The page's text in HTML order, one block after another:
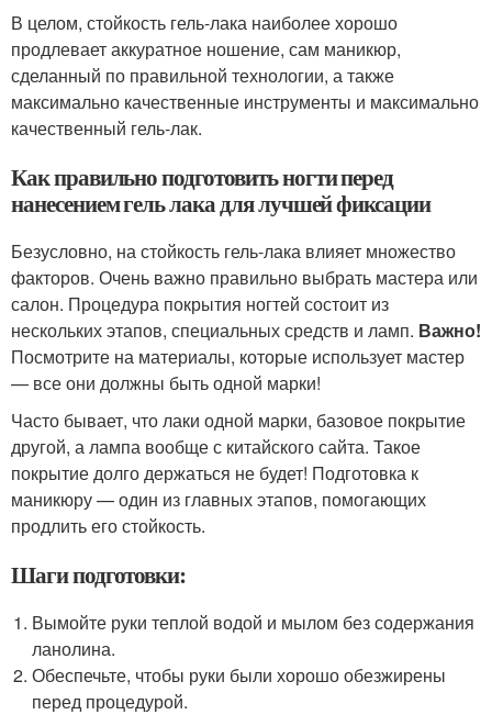
В целом, стойкость гель-лака наиболее хорошо
продлевает аккуратное ношение, сам маникюр,
сделанный по правильной технологии, а также
максимально качественные инструменты и максимально
качественный гель-лак.
Как правильно подготовить ногти перед
нанесением гель лака для лучшей фиксации
Безусловно, на стойкость гель-лака влияет множество
факторов. Очень важно правильно выбрать мастера или
салон. Процедура покрытия ногтей состоит из
нескольких этапов, специальных средств и ламп. Важно!
Посмотрите на материалы, которые использует мастер
— все они должны быть одной марки!
Часто бывает, что лаки одной марки, базовое покрытие
другой, а лампа вообще с китайского сайта. Такое
покрытие долго держаться не будет! Подготовка к
маникюру — один из главных этапов, помогающих
продлить его стойкость.
Шаги подготовки:
Вымойте руки теплой водой и мылом без содержания
ланолина.
Обеспечьте, чтобы руки были хорошо обезжирены
перед процедурой.